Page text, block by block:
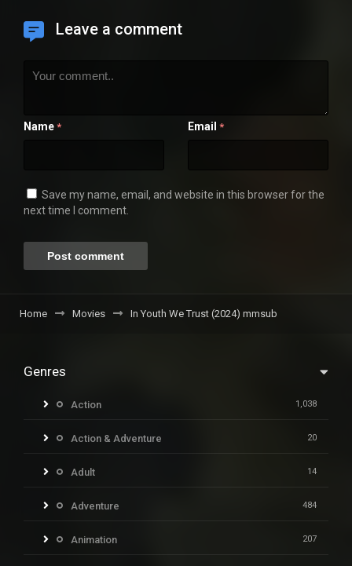
Leave a comment
Name * Email *
Save my name, email, and website in this browser for the
next time I comment.
Home Movies In Youth We Trust (2024) mmsub
Genres
Action 1,038
Action & Adventure 20
Adult 14
Adventure 484
Animation 207